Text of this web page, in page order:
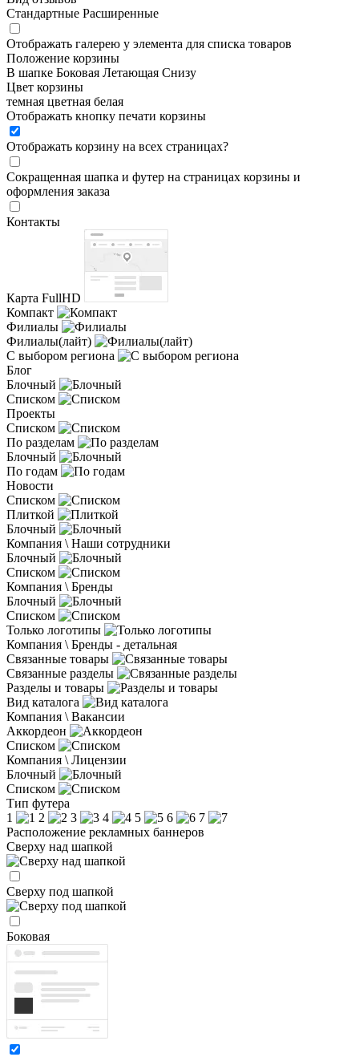
Стандартные Расширенные
Отображать галерею у элемента для списка товаров
Положение корзины
В шапке Боковая Летающая Снизу
Цвет корзины
темная цветная белая
Отображать кнопку печати корзины
Отображать корзину на всех страницах?
Сокращенная шапка и футер на страницах корзины и
оформления заказа
Контакты
Карта FullHD
Компакт
Филиалы
Филиалы(лайт)
С выбором региона
Блог
Блочный
Списком
Проекты
Списком
По разделам
Блочный
По годам
Новости
Списком
Плиткой
Блочный
Компания \ Наши сотрудники
Блочный
Списком
Компания \ Бренды
Блочный
Списком
Только логотипы
Компания \ Бренды - детальная
Связанные товары
Связанные разделы
Разделы и товары
Вид каталога
Компания \ Вакансии
Аккордеон
Списком
Компания \ Лицензии
Блочный
Списком
Тип футера
1
2 3 4 5 6
7
Расположение рекламных баннеров
Сверху над шапкой
Сверху под шапкой
Боковая